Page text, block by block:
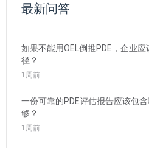
最新问答
如果不能用OEL倒推PDE，企业
径？
1周前
一份可靠的PDE评估报告应该包
够？
1周前